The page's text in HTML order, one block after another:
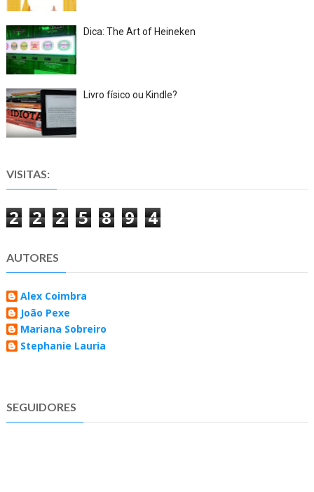
Dica: The Art of Heineken
Livro físico ou Kindle?
VISITAS:
2 2 2 5 8 9 4
AUTORES
Alex Coimbra
João Pexe
Mariana Sobreiro
Stephanie Lauria
SEGUIDORES